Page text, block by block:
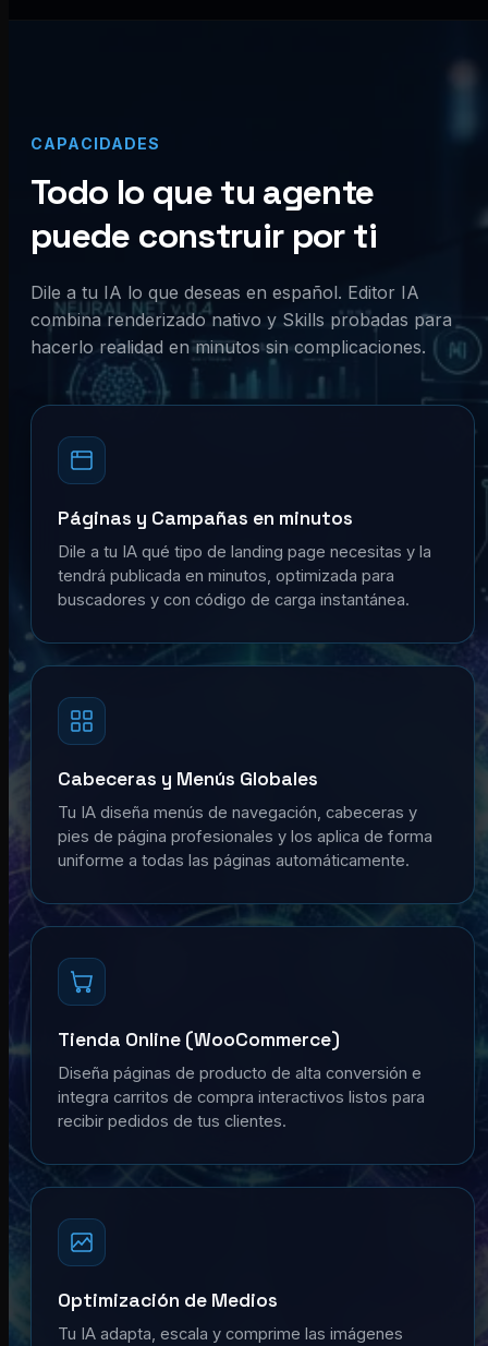
CAPACIDADES
Todo lo que tu agente
puede construir por ti
Dile a tu IA lo que deseas en español. Editor IA
combina renderizado nativo y Skills probadas para
hacerlo realidad en minutos sin complicaciones.
Páginas y Campañas en minutos
Dile a tu IA qué tipo de landing page necesitas y la
tendrá publicada en minutos, optimizada para
buscadores y con código de carga instantánea.
Cabeceras y Menús Globales
Tu IA diseña menús de navegación, cabeceras y
pies de página profesionales y los aplica de forma
uniforme a todas las páginas automáticamente.
Tienda Online (WooCommerce)
Diseña páginas de producto de alta conversión e
integra carritos de compra interactivos listos para
recibir pedidos de tus clientes.
Optimización de Medios
Tu IA adapta, escala y comprime las imágenes